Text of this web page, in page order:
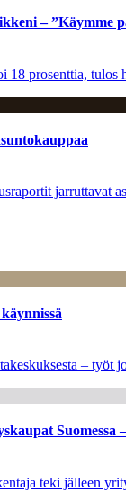
– ”Käymme
prosenttia, tulos
jarruttavat
– työt
Suomessa
teki jälleen